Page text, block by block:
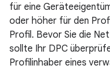
für eine
oder höher für den
Profil. Bevor Sie die
sollte Ihr DPC
Profilinhaber eines